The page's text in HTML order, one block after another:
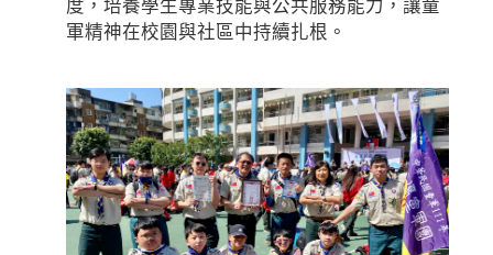
度，培養學生專業技能與公共服務能力，讓童
軍精神在校園與社區中持續扎根。